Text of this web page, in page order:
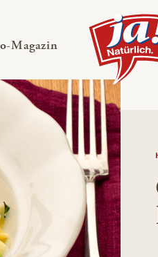
ausklappen
Magazin — Untermenü